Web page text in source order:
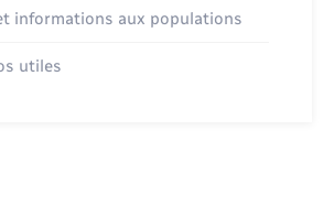
informations aux populations
utiles